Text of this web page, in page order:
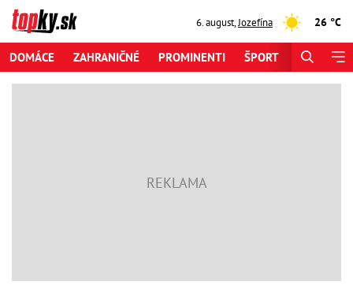
6. august,Jozefína 26 °C
DOMÁCE ZAHRANIČNÉ PROMINENTI ŠPORT